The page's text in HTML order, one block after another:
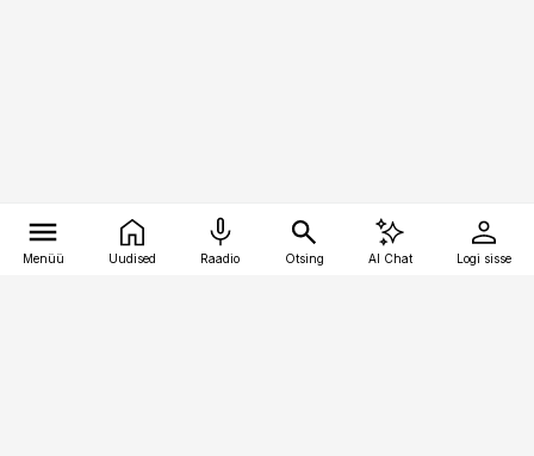
Menüü Uudised Raadio Otsing AI Chat Logi sisse